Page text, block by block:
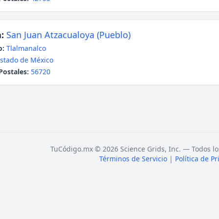
San Juan Atzacualoya (Pueblo)
Tlalmanalco
de México
56720
TuCódigo.mx © 2026 Science Grids, Inc. — Todos
Términos de Servicio | Política de